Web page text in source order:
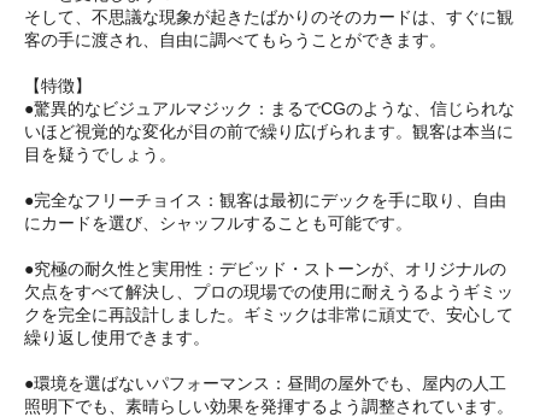
そして、不思議な現象が起きたばかりのそのカードは、すぐに観
客の手に渡され、自由に調べてもらうことができます。
【特徴】
●驚異的なビジュアルマジック：まるでCGのような、信じられな
いほど視覚的な変化が目の前で繰り広げられます。観客は本当に
目を疑うでしょう。
●完全なフリーチョイス：観客は最初にデックを手に取り、自由
にカードを選び、シャッフルすることも可能です。
●究極の耐久性と実用性：デビッド・ストーンが、オリジナルの
欠点をすべて解決し、プロの現場での使用に耐えうるようギミッ
クを完全に再設計しました。ギミックは非常に頑丈で、安心して
繰り返し使用できます。
●環境を選ばないパフォーマンス：昼間の屋外でも、屋内の人工
照明下でも、素晴らしい効果を発揮するよう調整されています。